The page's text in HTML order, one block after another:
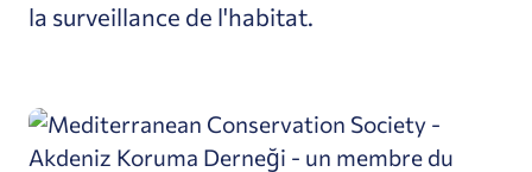
la surveillance de l'habitat.